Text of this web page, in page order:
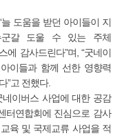
도움을 받던 아이들이 지
군갈 도울 수 있는 주체
에 감사드린다”며, “굿네이
이들과 함께 선한 영향력
”고 전했다.
이버스 사업에 대한 공감
터연합회에 진심으로 감사
육 및 국제교류 사업을 적